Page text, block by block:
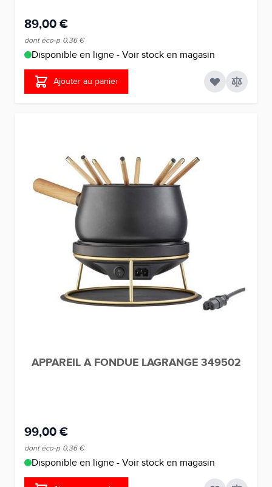
89,00 €
dont éco-p 0,36 €
Disponible en ligne - Voir stock en magasin
Ajouter au panier
APPAREIL A FONDUE LAGRANGE 349502
99,00 €
dont éco-p 0,36 €
Disponible en ligne - Voir stock en magasin